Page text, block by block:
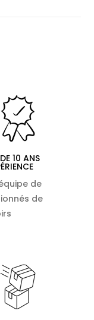
10 ANS
de
de